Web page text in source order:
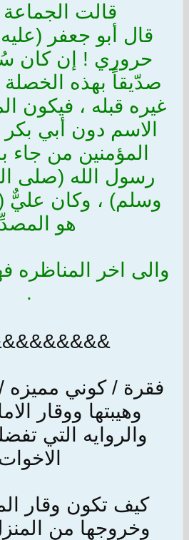
قالت
قال أبو جعفر
حروري ! إن كان
صدّيقاً بهذه
غيره قبله ، فيكون
الاسم دون أبي
المؤمنين من جاء
رسول الله (صلى
وسلم) ، وكان عليٌّ
هو
والى اخر المناظره
.
فقرة / كوني مميزه
وهيبتها ووقار
والروايه التي
كيف تكون وقار
وخروجها من